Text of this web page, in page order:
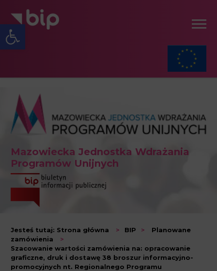
Open toolbar
Mazowiecka Jednostka Wdrażania
Programów Unijnych
Jesteś tutaj: Strona główna > BIP >
Planowane
zamówienia
>
Szacowanie wartości zamówienia na: opracowanie
graficzne, druk i dostawę 38 broszur informacyjno-
promocyjnych nt. Regionalnego Programu